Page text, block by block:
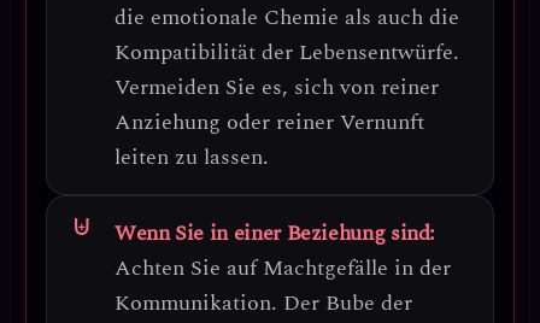
die emotionale Chemie als auch die
Kompatibilität der Lebensentwürfe.
Vermeiden Sie es, sich von reiner
Anziehung oder reiner Vernunft
leiten zu lassen.
Wenn Sie in einer Beziehung sind:
Achten Sie aufMachtgefälle in der
Kommunikation. Der Bube der